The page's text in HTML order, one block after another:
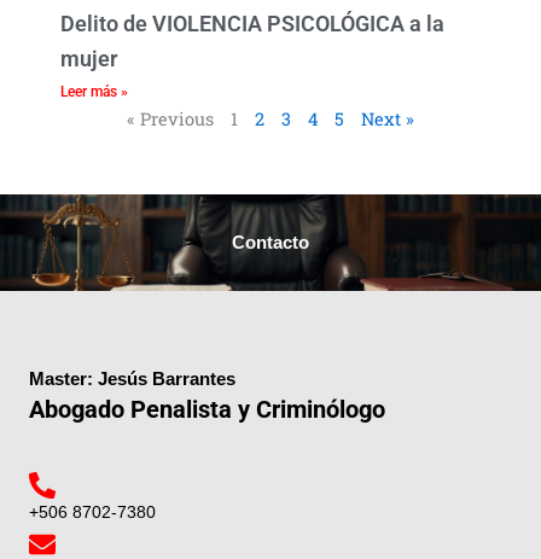
Delito de VIOLENCIA PSICOLÓGICA a la
mujer
Leer más »
« Previous 1 2 3 4 5 Next »
Contacto
Master: Jesús Barrantes
Abogado Penalista y Criminólogo
+506 8702-7380